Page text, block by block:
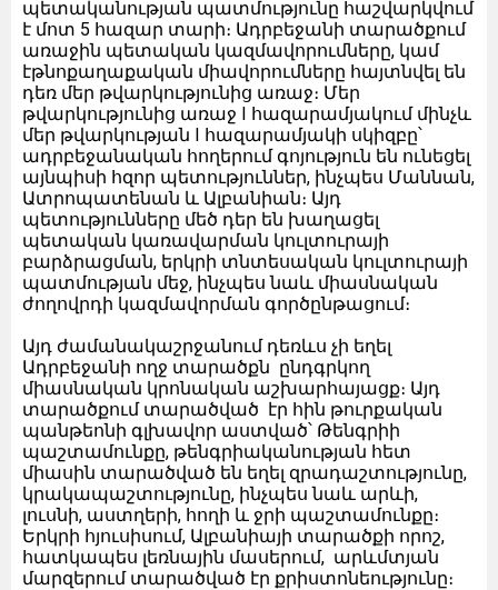
պետականության պատմությունը հաշվարկվում
է մոտ 5 հազար տարի։ Ադրբեջանի տարածքում
առաջին պետական կազմավորումները, կամ
էթնոքաղաքական միավորումները հայտնվել են
դեռ մեր թվարկությունից առաջ։ Մեր
թվարկությունից առաջ I հազարամյակում մինչև
մեր թվարկության I հազարամյակի սկիզբը՝
ադրբեջանական հողերում գոյություն են ունեցել
այնպիսի հզոր պետություններ, ինչպես Մաննան,
Ատրոպատենան և Ալբանիան։ Այդ
պետությունները մեծ դեր են խաղացել
պետական կառավարման կուլտուրայի
բարձրացման, երկրի տնտեսական կուլտուրայի
պատմության մեջ, ինչպես նաև միասնական
ժողովրդի կազմավորման գործընթացում։
Այդ ժամանակաշրջանում դեռևս չի եղել
Ադրբեջանի ողջ տարածքն ընդգրկող
միասնական կրոնական աշխարհայացք։ Այդ
տարածքում տարածված էր հին թուրքական
պանթեոնի գլխավոր աստված՝ Թենգրիի
պաշտամունքը, թենգրիականության հետ
միասին տարածված են եղել զրադաշտությունը,
կրակապաշտությունը, ինչպես նաև արևի,
լուսնի, աստղերի, հողի և ջրի պաշտամունքը։
Երկրի հյուսիսում, Ալբանիայի տարածքի որոշ,
հատկապես լեռնային մասերում, արևմտյան
մարզերում տարածված էր քրիստոնեությունը։